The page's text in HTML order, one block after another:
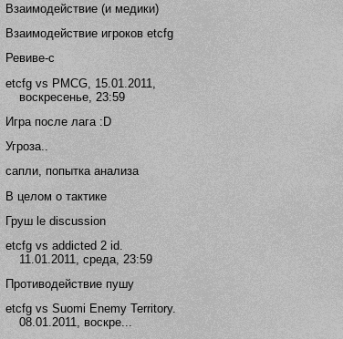
Взаимодействие (и медики)
Взаимодействие игроков etcfg
Ревиве-с
etcfg vs PMCG, 15.01.2011,
воскресенье, 23:59
Игра после лага :D
Угроза..
сапли, попытка анализа
В целом о тактике
Груш le discussion
etcfg vs addicted 2 id.
11.01.2011, среда, 23:59
Противодействие пушу
etcfg vs Suomi Enemy Territory.
08.01.2011, воскре...